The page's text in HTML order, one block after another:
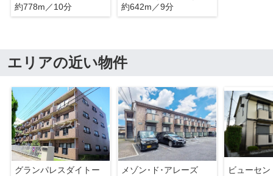
約778m／10分
約642m／9分
エリアの近い物件
グランパレスダイトー
メゾン･ド･アレーズ
ビューセ